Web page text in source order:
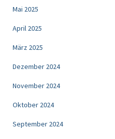
Mai 2025
April 2025
März 2025
Dezember 2024
November 2024
Oktober 2024
September 2024